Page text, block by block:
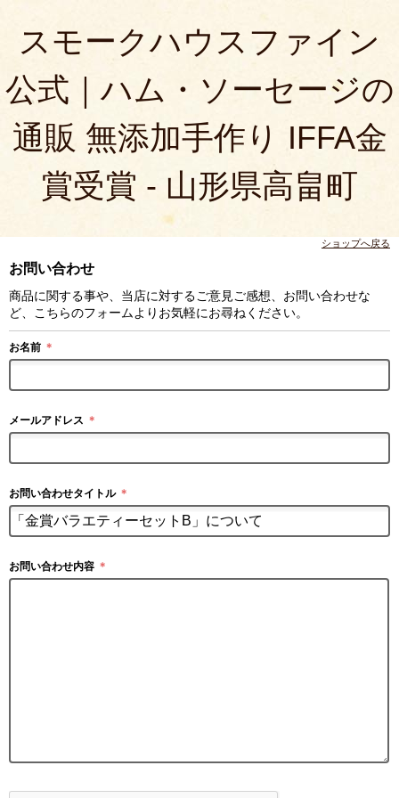
スモークハウスファイン
公式｜ハム・ソーセージの
通販 無添加手作り IFFA金
賞受賞 - 山形県高畠町
ショップへ戻る
お問い合わせ
商品に関する事や、当店に対するご意見ご感想、お問い合わせな
ど、こちらのフォームよりお気軽にお尋ねください。
お名前 ＊
メールアドレス ＊
お問い合わせタイトル ＊
お問い合わせ内容 ＊